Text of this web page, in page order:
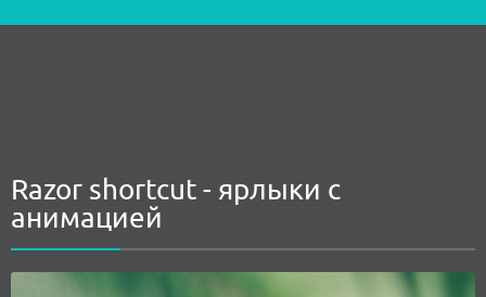
Razor shortcut - ярлыки с
анимацией